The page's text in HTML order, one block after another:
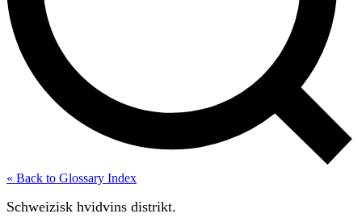
« Back to Glossary Index
Schweizisk hvidvins distrikt.